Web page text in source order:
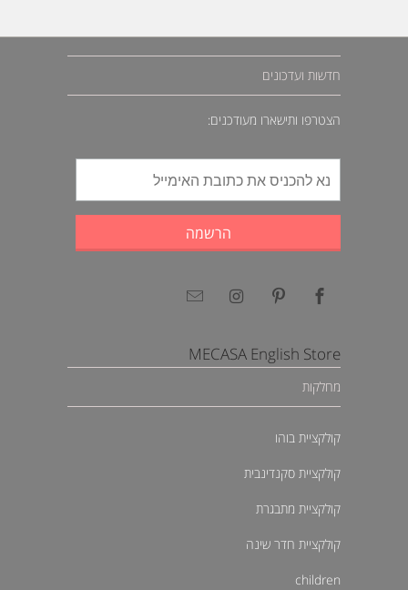
חדשות ועדכונים
הצטרפו ותישארו מעודכנים:
MECASA English Store
מחלקות
קולקציית בוהו
קולקציית סקנדינבית
קולקציית מתבגרת
קולקציית חדר שינה
children